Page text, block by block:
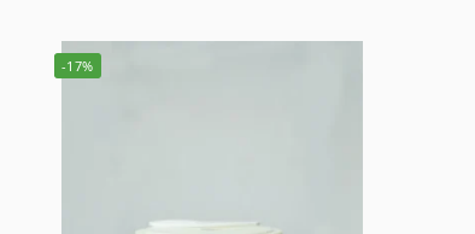
-17%